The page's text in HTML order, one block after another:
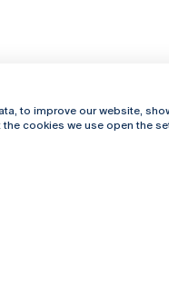
Campus
to improve our website,
cookies we use open the